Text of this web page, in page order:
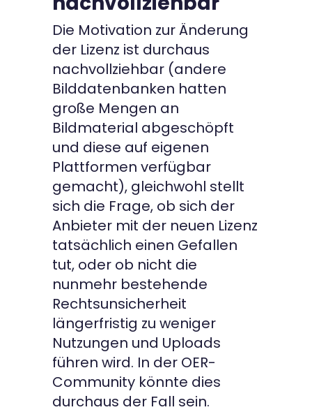
Die Motivation zur Änderung
der Lizenz ist durchaus
nachvollziehbar (andere
Bilddatenbanken hatten
große Mengen an
Bildmaterial abgeschöpft
und diese auf eigenen
Plattformen verfügbar
gemacht), gleichwohl stellt
sich die Frage, ob sich der
Anbieter mit der neuen Lizenz
tatsächlich einen Gefallen
tut, oder ob nicht die
nunmehr bestehende
Rechtsunsicherheit
längerfristig zu weniger
Nutzungen und Uploads
führen wird. In der OER-
Community könnte dies
durchaus der Fall sein.